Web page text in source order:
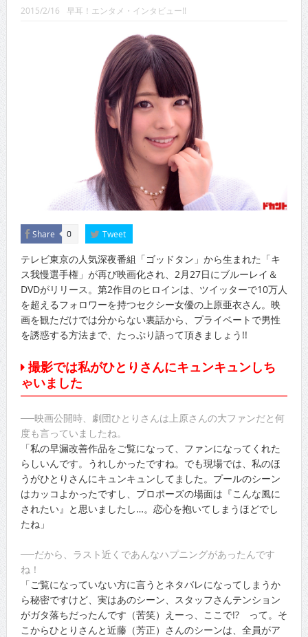
CINEMA×STYLE 287号
CINEMA×STYLE 286号
CINEMA×STYLE 285号
CINEMA×STYLE 294号
2015/2/16 早耳！エンタメ・インタビュー!!
Share 0 Tweet
テレビ東京の人気深夜番組「ゴッドタン」から生まれた「キ
ス我慢選手権」が再び映画化され、2月27日にブルーレイ＆
DVDがリリース。第2作目のヒロインは、ツイッターで10万人
を超えるフォロワーを持つセクシー女優の上原亜衣さん。映
画を観ただけでは分からない裏話から、プライベートで男性
を誘惑する方法まで、たっぷり語って頂きましょう!!
撮影では私がひとりさんにキュンキュンしち
ゃいました
──映画公開時、劇団ひとりさんは上原さんの大ファンだと何
度も言っていましたね。
「私の早漏改善作品をご覧になって、ファンになってくれた
らしいんです。うれしかったですね。でも現場では、私のほ
うがひとりさんにキュンキュンしてました。プールのシーン
はカッコよかったですし、プロポーズの場面は『こんな風に
されたい』と思いましたし…。恋心を抱いてしまうほどでし
たね」
──だから、ラスト近くであんなハプニングがあったんです
ね！
「ご覧になっていない方に言うとネタバレになってしまうか
ら秘密ですけど、実はあのシーン、スタッフさんテンション
がガタ落ちだったんです（苦笑）えーっ、ここで!? って。そ
こからひとりさんと近藤（芳正）さんのシーンは、全員がア